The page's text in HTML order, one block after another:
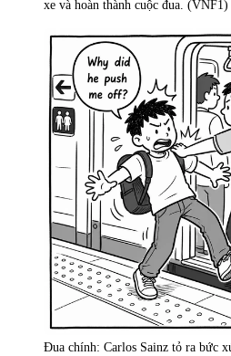
xe và hoàn thành cuộc đua. (VNF1)
Đua chính: Carlos Sainz tỏ ra bức